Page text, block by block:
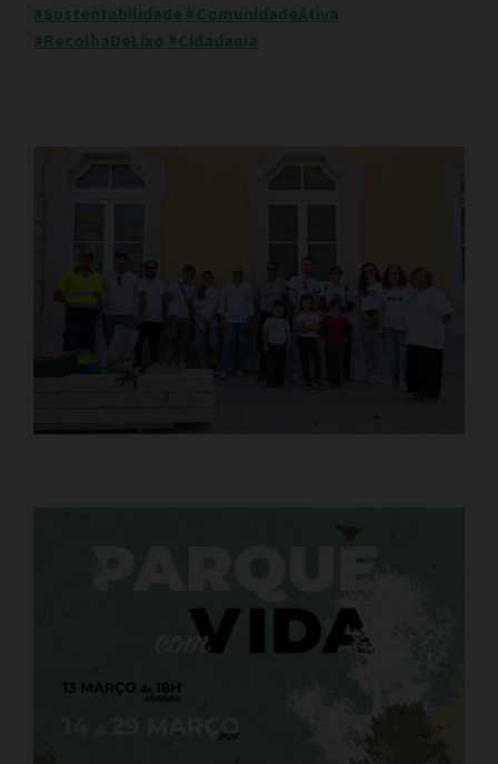
#Sustentabilidade #ComunidadeAtiva
#RecolhaDeLixo #Cidadania